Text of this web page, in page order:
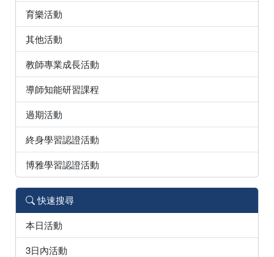
育樂活動
其他活動
教師專業成長活動
導師知能研習課程
過期活動
終身學習認證活動
博雅學習認證活動
快速搜尋
本日活動
3日內活動